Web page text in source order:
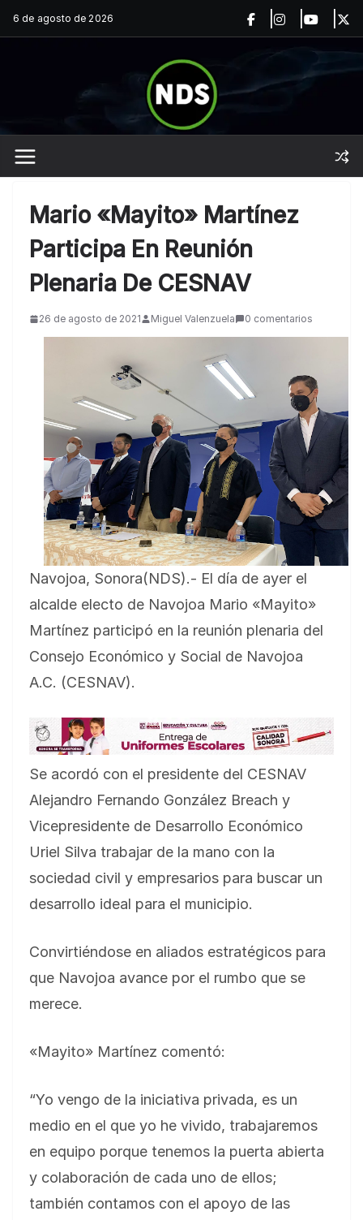
Saltar
al
6 de agosto de 2026
Mario «Mayito» Martínez
Participa En Reunión
Plenaria De CESNAV
26 de agosto de 2021 Miguel Valenzuela 0 comentarios
Navojoa, Sonora(NDS).- El día de ayer el
alcalde electo de Navojoa Mario «Mayito»
Martínez participó en la reunión plenaria del
Consejo Económico y Social de Navojoa
A.C. (CESNAV).
Se acordó con el presidente del CESNAV
Alejandro Fernando González Breach y
Vicepresidente de Desarrollo Económico
Uriel Silva trabajar de la mano con la
sociedad civil y empresarios para buscar un
desarrollo ideal para el municipio.
Convirtiéndose en aliados estratégicos para
que Navojoa avance por el rumbo que se
merece.
«Mayito» Martínez comentó:
“Yo vengo de la iniciativa privada, es un
medio en el que yo he vivido, trabajaremos
en equipo porque tenemos la puerta abierta
y colaboración de cada uno de ellos;
también contamos con el apoyo de las